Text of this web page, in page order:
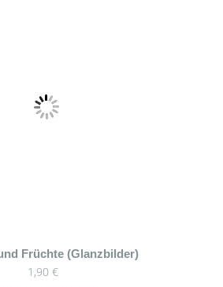
Früchte (Glanzbilder)
1,90 €